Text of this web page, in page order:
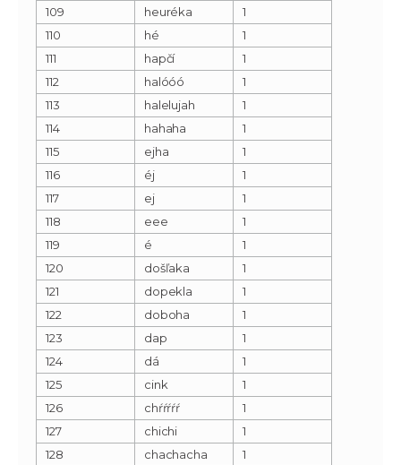
109
heuréka
1
110
hé
1
111
hapčí
1
112
halóóó
1
113
halelujah
1
114
hahaha
1
115
ejha
1
116
éj
1
117
ej
1
118
eee
1
119
é
1
120
došľaka
1
121
dopekla
1
122
doboha
1
123
dap
1
124
dá
1
125
cink
1
126
chŕŕŕŕŕ
1
127
chichi
1
128
chachacha
1